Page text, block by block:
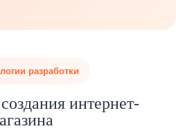
разработки
интернет-